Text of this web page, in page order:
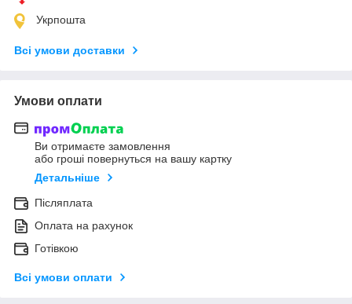
Укрпошта
Всі умови доставки
Умови оплати
Ви отримаєте замовлення
або гроші повернуться на вашу картку
Детальніше
Післяплата
Оплата на рахунок
Готівкою
Всі умови оплати